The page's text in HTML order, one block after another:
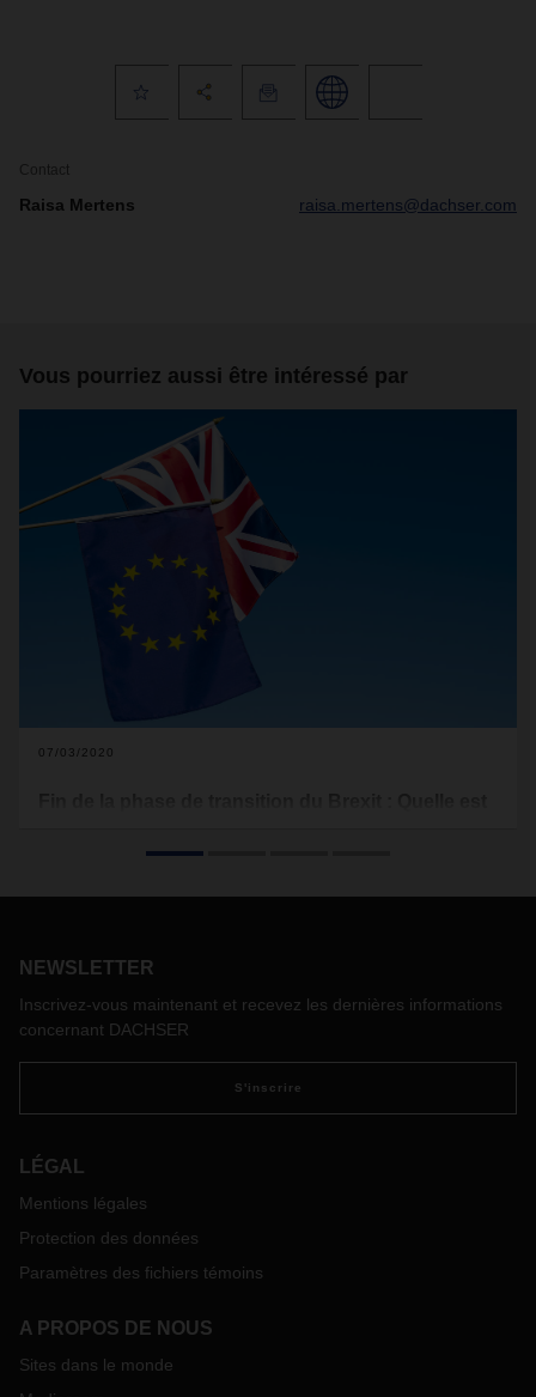
Contact
Raisa Mertens raisa.mertens@dachser.com
Vous pourriez aussi être intéressé par
07/03/2020
transitoire plus longue arrivent désormais à leur terme. La
fin de l'année.
Nous tenons à souligner une fois de plus à nos clients que
les dispositions relatives aux procurations douanières sont
Pour toute question sur le sujet, nous vous invitons à
seront disponibles pour vous aider.
NEWSLETTER
Inscrivez-vous maintenant et recevez les dernières informations
concernant DACHSER
S'inscrire
LÉGAL
Mentions légales
Protection des données
Paramètres des fichiers témoins
A PROPOS DE NOUS
Sites dans le monde